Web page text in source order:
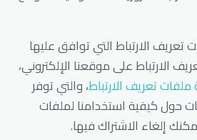
الارتباط التي توافق عليها
الارتباط على موقعنا الإلكتروني،
تعريف الارتباط، والتي توفر
حول كيفية استخدامنا لملفات
إلغاء الاشتراك فيها.